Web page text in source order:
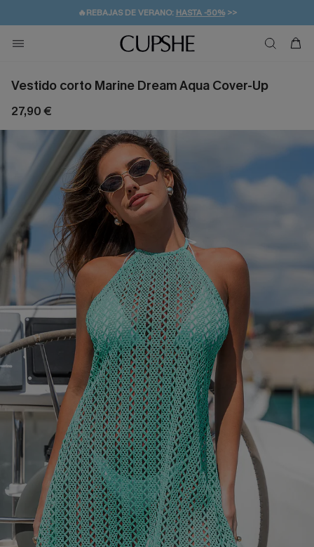
👒PROMOCIÓN DE VERANO:-10% EN 2 VESTIDOS
💌¡SUSCRIBIRSE & GANAR -10% EXTRA!
🚚ENVÍO GRATUITO A PARTIR DE 49 € >>
Vestido corto Marine Dream Aqua Cover-Up
27,90 €